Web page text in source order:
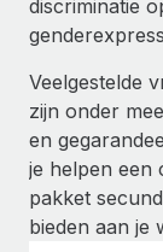
Entiteiten
Stel snel
Mobiliteit
Plaats
AI-first
Meer
De
Reverse
beheer
Reverse
Global
EOR en PEO
Belastingen
Naar de blog
discriminatie
Veelgestelde
zijn onder
en
je helpen een
pakket
bieden aan je